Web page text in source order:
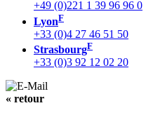
+49 (0)221 1 39 96 96 0
LyonF
+33 (0)4 27 46 51 50
StrasbourgF
+33 (0)3 92 12 02 20
« retour